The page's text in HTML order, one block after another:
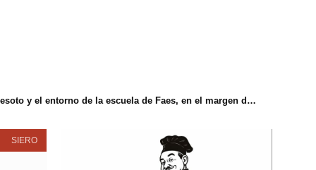
La Junta de Gobierno aprueba el proyecto de construcción de una acera entre el Centro Polivalente de Valdesoto y el entorno de la escuela de Faes, en el margen de la SI-8
SIERO